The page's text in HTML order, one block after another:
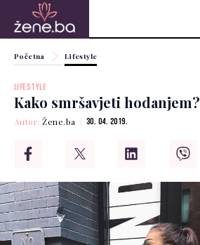
Početna Lifestyle
LIFESTYLE
Kako smršavjeti hodanjem?
Autor:Žene.ba 30. 04. 2019.